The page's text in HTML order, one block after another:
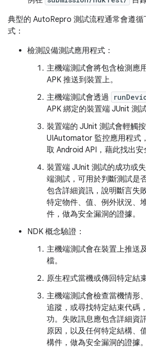
典型的 AutoRepro 測試流程通常會遵循
式：
檢測設備測試應用程式：
主機端測試會將包含檢測應
APK 推送到裝置上。
主機端測試會透過
APK 綁定的裝置端 JUnit 測試
裝置端的 JUnit 測試會輕觸
UIAutomator 監控應用程式
取 Android API，藉此找出安
裝置端 JUnit 測試的成功或
端測試，可用於判斷測試是
包含詳細資訊，說明斷言失
特定物件、值、例外狀況、
件，做為安全漏洞的證據。
NDK 概念驗證：
主機端測試會在裝置上推送
檔。
原生程式當機或傳回特定結
主機端測試會檢查當機情形
追蹤，或尋找特定結束代碼
功。失敗訊息應包含詳細資
原因，以及任何特定結構、
構件，做為安全漏洞的證據。